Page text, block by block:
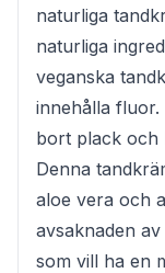
naturliga
naturliga
veganska
innehålla
bort plack och
Denna
aloe vera och
avsaknaden
som vill ha en